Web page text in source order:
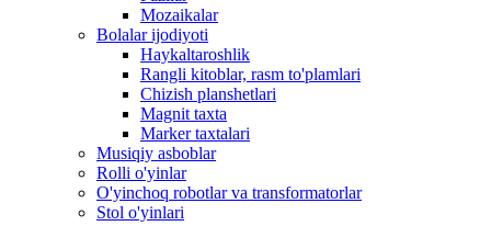
Mozaikalar
Bolalar ijodiyoti
Haykaltaroshlik
Rangli kitoblar, rasm to'plamlari
Chizish planshetlari
Magnit taxta
Marker taxtalari
Musiqiy asboblar
Rolli o'yinlar
O'yinchoq robotlar va transformatorlar
Stol o'yinlari